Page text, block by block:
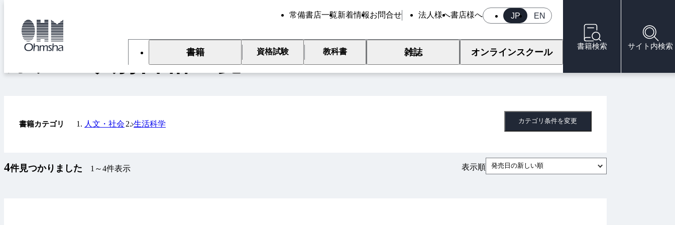
JP EN
常備書店一覧新着情報お問合せ 法人様へ書店様へ
書籍 資格試験 教科書 雑誌 オンラインスクール
書籍検索 サイト内検索
カテゴリ別書籍一覧
書籍カテゴリ 人文・社会 生活科学 カテゴリ条件を変更
4件見つかりました 1～4件表示 表示順 発売日の新しい順